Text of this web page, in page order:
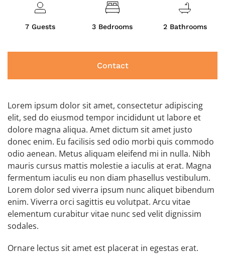
7 Guests 3 Bedrooms 2 Bathrooms
Contact
Lorem ipsum dolor sit amet, consectetur adipiscing
elit, sed do eiusmod tempor incididunt ut labore et
dolore magna aliqua. Amet dictum sit amet justo
donec enim. Eu facilisis sed odio morbi quis commodo
odio aenean. Metus aliquam eleifend mi in nulla. Nibh
mauris cursus mattis molestie a iaculis at erat. Magna
fermentum iaculis eu non diam phasellus vestibulum.
Lorem dolor sed viverra ipsum nunc aliquet bibendum
enim. Viverra orci sagittis eu volutpat. Arcu vitae
elementum curabitur vitae nunc sed velit dignissim
sodales.
Ornare lectus sit amet est placerat in egestas erat.